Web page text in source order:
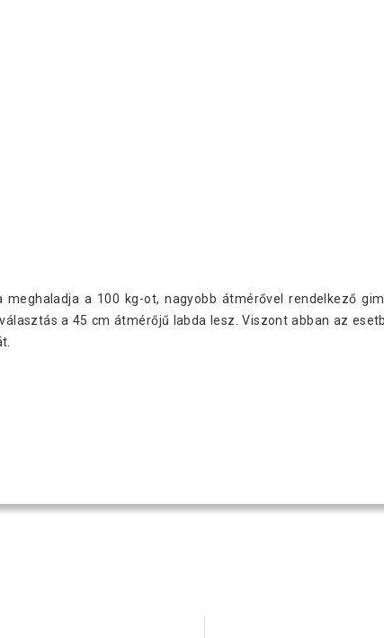
a 100 kg-ot, nagyobb átmérővel rendelkező
a 45 cm átmérőjű labda lesz. Viszont abban az